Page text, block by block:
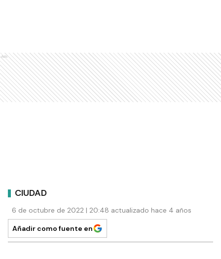
Ads
CIUDAD
6 de octubre de 2022 | 20:48 actualizado hace 4 años
Añadir como fuente en